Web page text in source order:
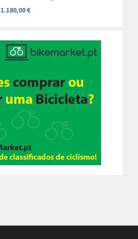
1.180,00 €